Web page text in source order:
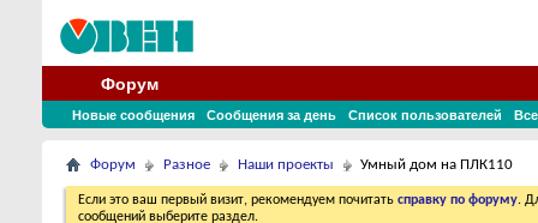
Форум
Новые сообщения Сообщения за день Список пользователей
Форум Разное Наши проекты Умный дом на ПЛК110
Если это ваш первый визит, рекомендуем почитать справку по форуму.
сообщений выберите раздел.